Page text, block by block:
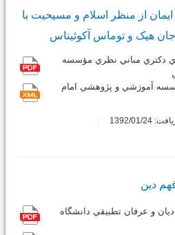
از منظر اسلام و مسیحیت با
جان هیک و توماس آکوئیناس
دكتري مباني نظري مؤسسه
آموزشي و پژوهشي امام
01/24
دین
و عرفان تطبيقي دانشگاه